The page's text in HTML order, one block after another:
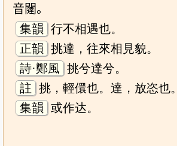
音闥。
集韻 行不相遇也。
正韻 挑達，往來相見貌。
詩·鄭風 挑兮達兮。
註 挑，輕儇也。達，放恣也。
集韻 或作达。